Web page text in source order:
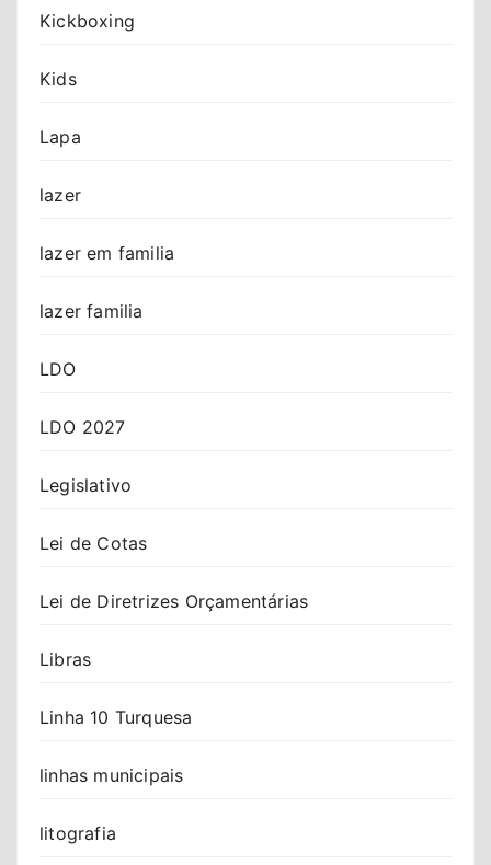
Kickboxing
Kids
Lapa
lazer
lazer em familia
lazer familia
LDO
LDO 2027
Legislativo
Lei de Cotas
Lei de Diretrizes Orçamentárias
Libras
Linha 10 Turquesa
linhas municipais
litografia